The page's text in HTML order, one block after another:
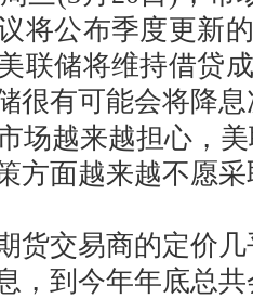
将公布季度更新
联储将维持借贷
很有可能会将降
场越来越担心，
方面越来越不愿
交易商的定价几
，到今年年底总